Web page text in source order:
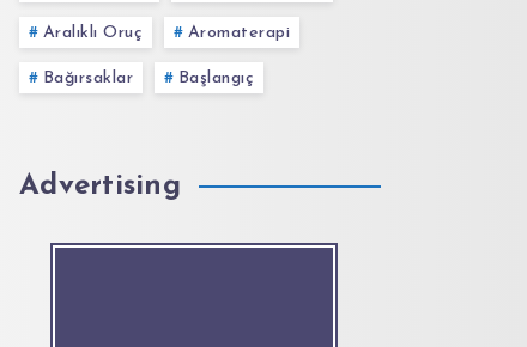
Aralıklı Oruç Aromaterapi
Bağırsaklar Başlangıç
Advertising